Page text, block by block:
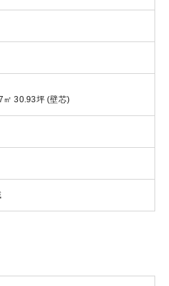
㎡ 30.93坪 (壁芯)